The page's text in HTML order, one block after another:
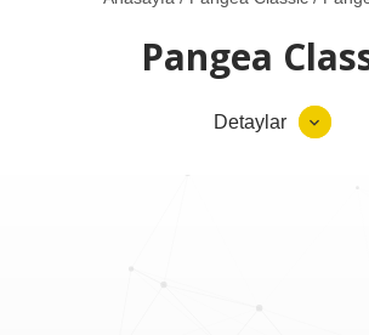
Pangea
Detaylar